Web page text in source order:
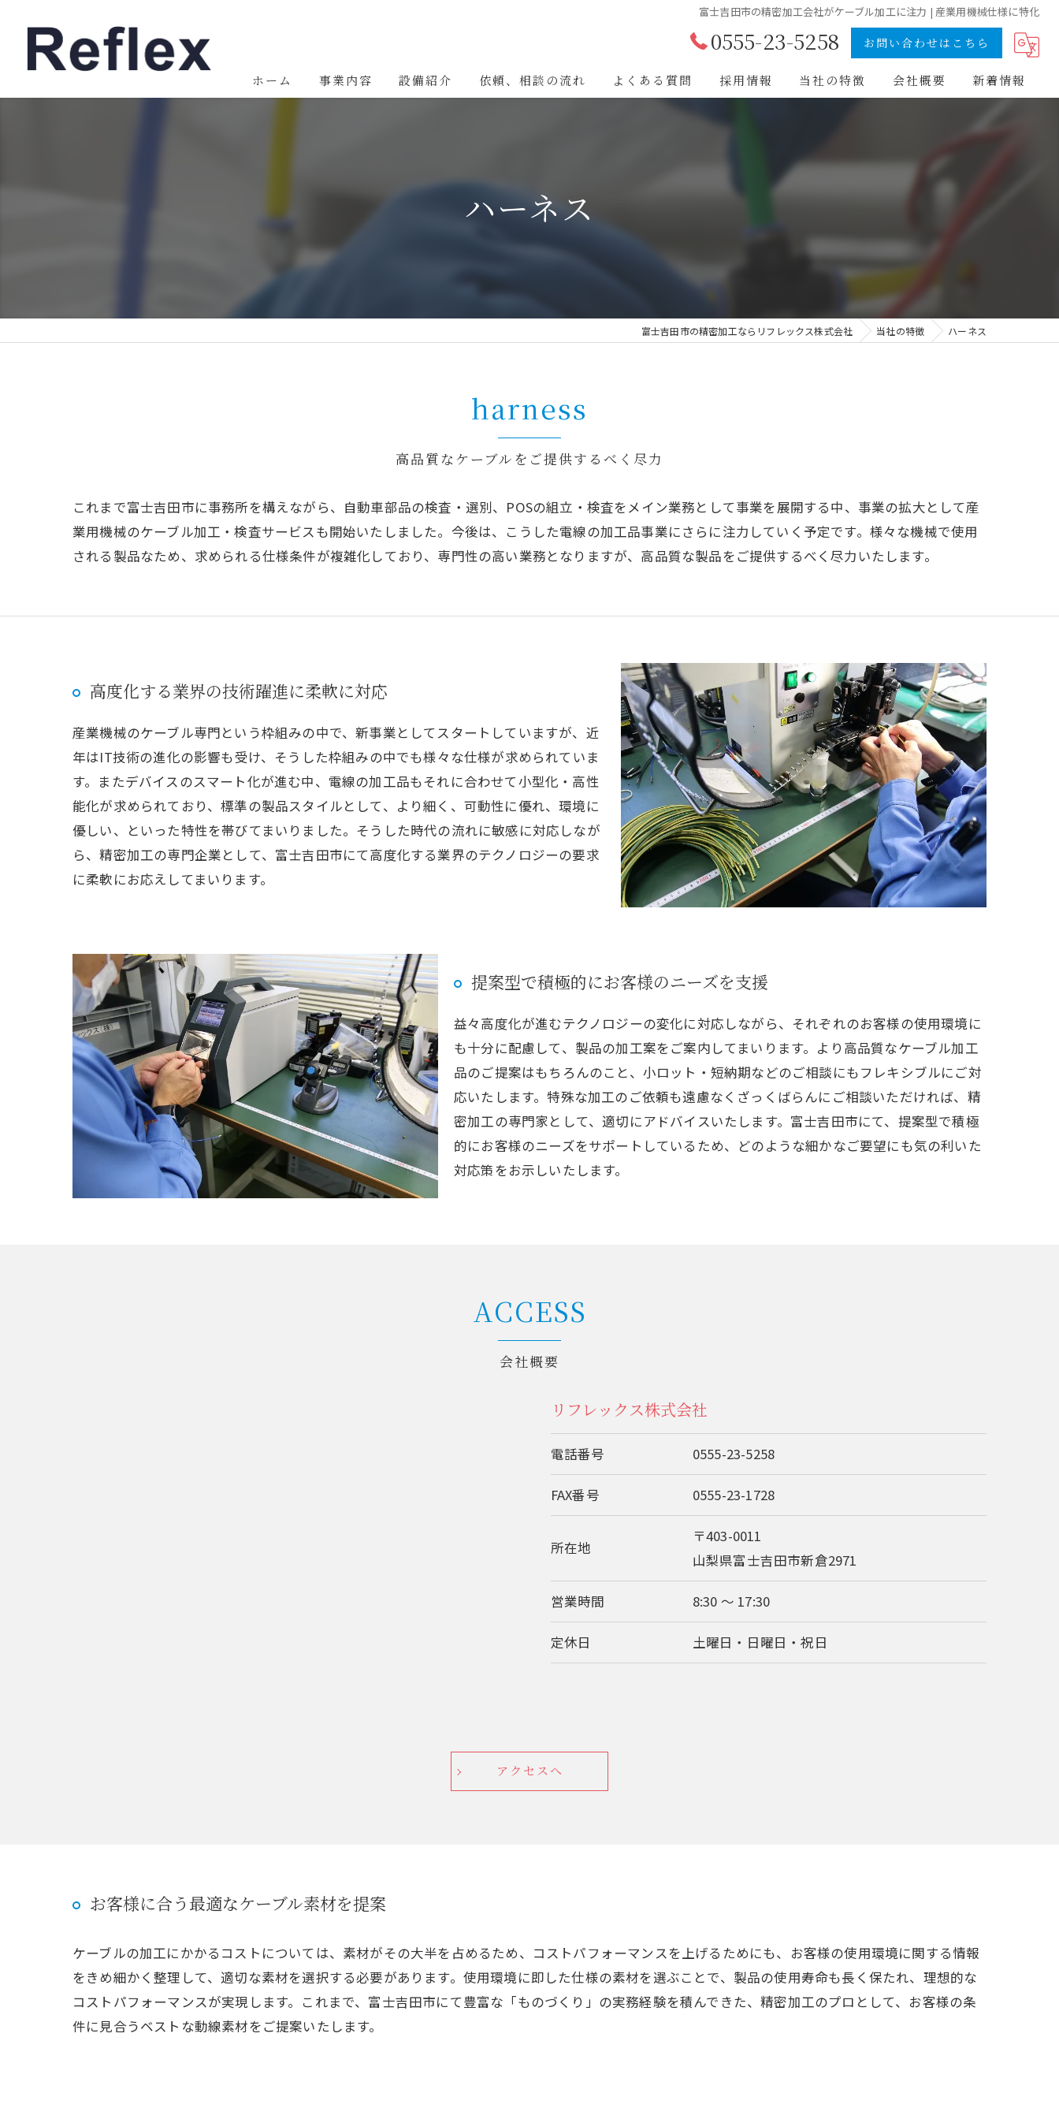
富士吉田市の精密加工会社がケーブル加工に注力 | 産業用機械仕様に特化
0555-23-5258 お問い合わせはこちら
ホーム 事業内容 設備紹介 依頼、相談の流れ よくある質問 採用情報 当社の特徴
POS
電子部品
会社概要 新着情報
ハーネス
富士吉田市の精密加工ならリフレックス株式会社 当社の特徴 ハーネス
高品質なケーブルをご提供するべく尽力
harness
これまで富士吉田市に事務所を構えながら、自動車部品の検査・選別、POSの組立・検査をメイン業務として事業を展開する中、事業の拡大として産
業用機械のケーブル加工・検査サービスも開始いたしました。今後は、こうした電線の加工品事業にさらに注力していく予定です。様々な機械で使用
される製品なため、求められる仕様条件が複雑化しており、専門性の高い業務となりますが、高品質な製品をご提供するべく尽力いたします。
高度化する業界の技術躍進に柔軟に対応
産業機械のケーブル専門という枠組みの中で、新事業としてスタートしていますが、近
年はIT技術の進化の影響も受け、そうした枠組みの中でも様々な仕様が求められていま
す。またデバイスのスマート化が進む中、電線の加工品もそれに合わせて小型化・高性
能化が求められており、標準の製品スタイルとして、より細く、可動性に優れ、環境に
優しい、といった特性を帯びてまいりました。そうした時代の流れに敏感に対応しなが
ら、精密加工の専門企業として、富士吉田市にて高度化する業界のテクノロジーの要求
に柔軟にお応えしてまいります。
提案型で積極的にお客様のニーズを支援
益々高度化が進むテクノロジーの変化に対応しながら、それぞれのお客様の使用環境に
も十分に配慮して、製品の加工案をご案内してまいります。より高品質なケーブル加工
品のご提案はもちろんのこと、小ロット・短納期などのご相談にもフレキシブルにご対
応いたします。特殊な加工のご依頼も遠慮なくざっくばらんにご相談いただければ、精
密加工の専門家として、適切にアドバイスいたします。富士吉田市にて、提案型で積極
的にお客様のニーズをサポートしているため、どのような細かなご要望にも気の利いた
対応策をお示しいたします。
会社概要
ACCESS
リフレックス株式会社
電話番号 0555-23-5258
FAX番号 0555-23-1728
所在地
〒403-0011
山梨県富士吉田市新倉2971
営業時間 8:30 ～ 17:30
定休日 土曜日・日曜日・祝日
アクセスへ
お客様に合う最適なケーブル素材を提案
ケーブルの加工にかかるコストについては、素材がその大半を占めるため、コストパフォーマンスを上げるためにも、お客様の使用環境に関する情報
をきめ細かく整理して、適切な素材を選択する必要があります。使用環境に即した仕様の素材を選ぶことで、製品の使用寿命も長く保たれ、理想的な
コストパフォーマンスが実現します。これまで、富士吉田市にて豊富な「ものづくり」の実務経験を積んできた、精密加工のプロとして、お客様の条
件に見合うベストな動線素材をご提案いたします。